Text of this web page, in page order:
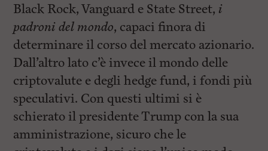
Black Rock, Vanguard e State Street, i
padroni del mondo, capaci finora di
determinare il corso del mercato azionario.
Dall’altro lato c’è invece il mondo delle
criptovalute e degli hedge fund, i fondi più
speculativi. Con questi ultimi si è
schierato il presidente Trump con la sua
amministrazione, sicuro che le